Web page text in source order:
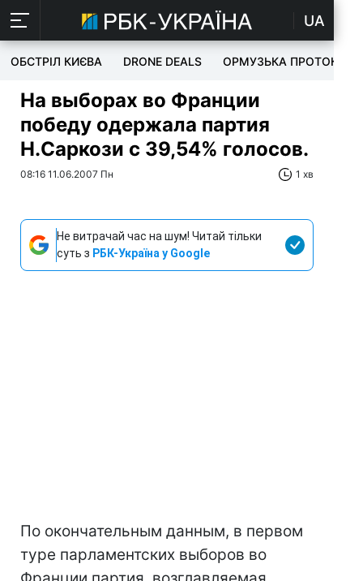
UA
ОБСТРІЛ КИЄВА DRONE DEALS ОРМУЗЬКА ПРОТОКА
На выборах во Франции
победу одержала партия
Н.Саркози с 39,54% голосов.
08:16 11.06.2007 Пн 1 хв
Не витрачай час на шум! Читай тільки
суть з РБК-Україна у Google
По окончательным данным, в первом
туре парламентских выборов во